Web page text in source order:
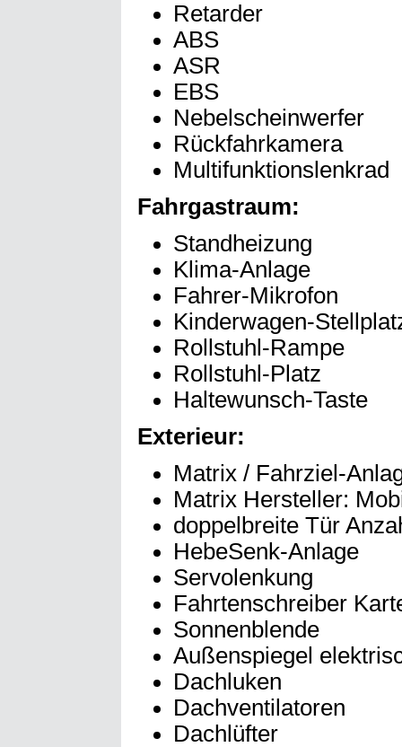
Retarder
ABS
ASR
EBS
Nebelscheinwerfer
Rückfahrkamera
Multifunktionslenkrad
Fahrgastraum:
Standheizung
Klima-Anlage
Fahrer-Mikrofon
Kinderwagen-
Rollstuhl-Rampe
Rollstuhl-Platz
Haltewunsch-Taste
Exterieur:
Matrix / Fahrziel-
Matrix Hersteller:
doppelbreite Tür
HebeSenk-Anlage
Servolenkung
Fahrtenschreiber
Sonnenblende
Außenspiegel
Dachluken
Dachventilatoren
Dachlüfter